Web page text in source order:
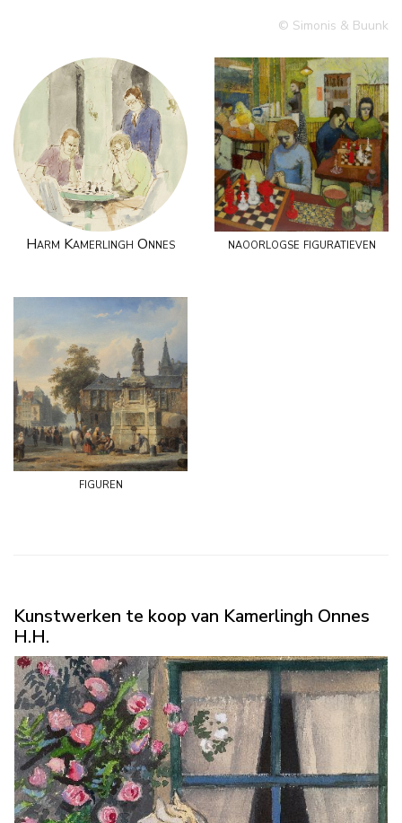
© Simonis & Buunk
Harm Kamerlingh Onnes naoorlogse figuratieven
figuren
Kunstwerken te koop van Kamerlingh Onnes
H.H.